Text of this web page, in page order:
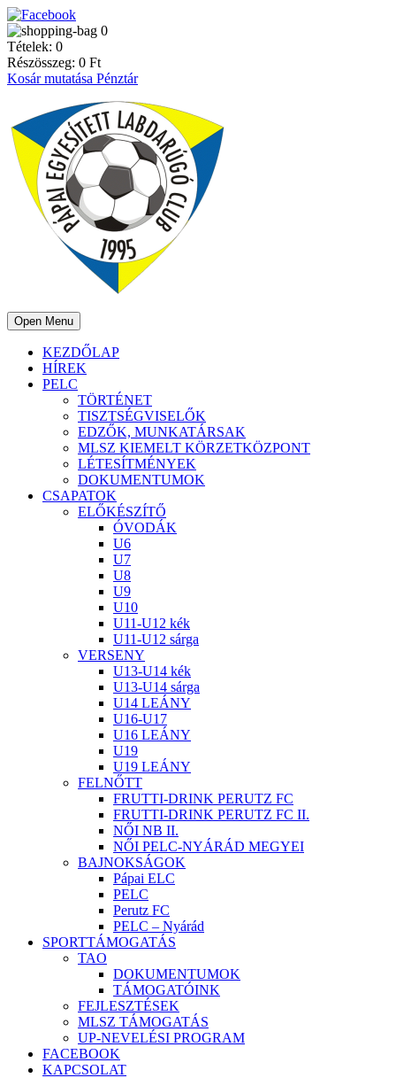
0
Tételek: 0
Részösszeg: 0 Ft
Kosár mutatása Pénztár
Open Menu
KEZDŐLAP
HÍREK
PELC
TÖRTÉNET
TISZTSÉGVISELŐK
EDZŐK, MUNKATÁRSAK
MLSZ KIEMELT KÖRZETKÖZPONT
LÉTESÍTMÉNYEK
DOKUMENTUMOK
CSAPATOK
ELŐKÉSZÍTŐ
ÓVODÁK
U6
U7
U8
U9
U10
U11-U12 kék
U11-U12 sárga
VERSENY
U13-U14 kék
U13-U14 sárga
U14 LEÁNY
U16-U17
U16 LEÁNY
U19
U19 LEÁNY
FELNŐTT
FRUTTI-DRINK PERUTZ FC
FRUTTI-DRINK PERUTZ FC II.
NŐI NB II.
NŐI PELC-NYÁRÁD MEGYEI
BAJNOKSÁGOK
Pápai ELC
PELC
Perutz FC
PELC – Nyárád
SPORTTÁMOGATÁS
TAO
DOKUMENTUMOK
TÁMOGATÓINK
FEJLESZTÉSEK
MLSZ TÁMOGATÁS
UP-NEVELÉSI PROGRAM
FACEBOOK
KAPCSOLAT